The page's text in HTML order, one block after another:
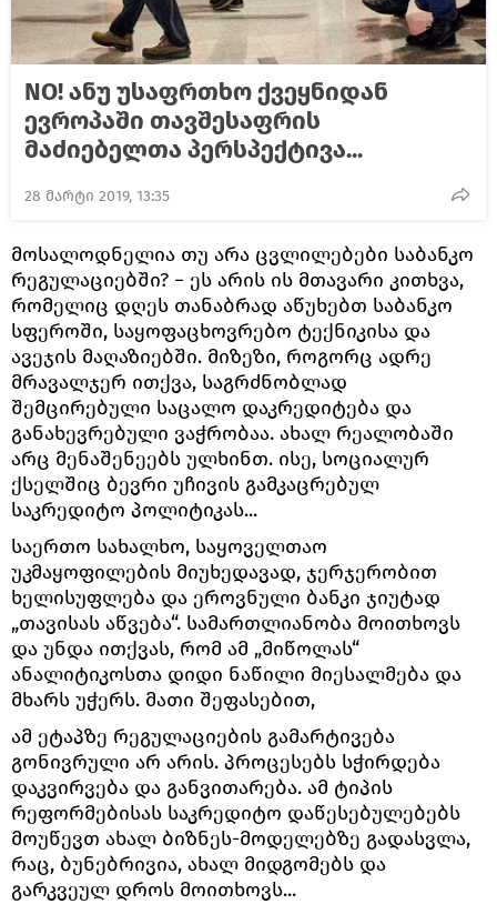
NO! ანუ უსაფრთხო ქვეყნიდან
ევროპაში თავშესაფრის
მაძიებელთა პერსპექტივა...
28 მარტი 2019, 13:35
მოსალოდნელია თუ არა ცვლილებები საბანკო
რეგულაციებში? − ეს არის ის მთავარი კითხვა,
რომელიც დღეს თანაბრად აწუხებთ საბანკო
სფეროში, საყოფაცხოვრებო ტექნიკისა და
ავეჯის მაღაზიებში. მიზეზი, როგორც ადრე
მრავალჯერ ითქვა, საგრძნობლად
შემცირებული საცალო დაკრედიტება და
განახევრებული ვაჭრობაა. ახალ რეალობაში
არც მენაშენეებს ულხინთ. ისე, სოციალურ
ქსელშიც ბევრი უჩივის გამკაცრებულ
საკრედიტო პოლიტიკას...
საერთო სახალხო, საყოველთაო
უკმაყოფილების მიუხედავად, ჯერჯერობით
ხელისუფლება და ეროვნული ბანკი ჯიუტად
„თავისას აწვება“. სამართლიანობა მოითხოვს
და უნდა ითქვას, რომ ამ „მიწოლას“
ანალიტიკოსთა დიდი ნაწილი მიესალმება და
მხარს უჭერს. მათი შეფასებით,
ამ ეტაპზე რეგულაციების გამარტივება
გონივრული არ არის. პროცესებს სჭირდება
დაკვირვება და განვითარება. ამ ტიპის
რეფორმებისას საკრედიტო დაწესებულებებს
მოუწევთ ახალ ბიზნეს-მოდელებზე გადასვლა,
რაც, ბუნებრივია, ახალ მიდგომებს და
გარკვეულ დროს მოითხოვს...